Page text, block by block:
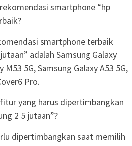
smartphone “hp
smartphone terbaik
adalah Samsung Galaxy
M53 5G, Samsung Galaxy A53 5G,
Pro.
yang harus dipertimbangkan
2 5 jutaan”?
dipertimbangkan saat memilih